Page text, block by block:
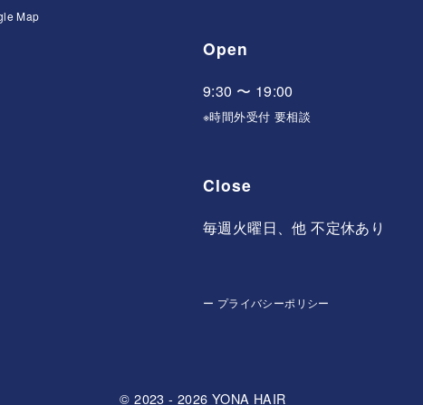
Map
Open
9:30 〜 19:00
※時間外受付 要相談
Close
毎週火曜日、他 不定休あり
ー プライバシーポリシー
© 2023 - 2026 YONA HAIR